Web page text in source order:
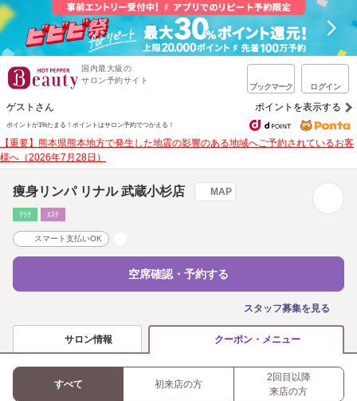
国内最大級の
サロン予約サイト
ブックマーク ログイン
ゲストさん ポイントを表示する
ポイントが1%たまる！ ポイントはサロン予約でつかえる！
【重要】熊本県熊本地方で発生した地震の影響のある地域へご予約されているお客
様へ（2026年7月28日）
痩身リンパ リナル 武蔵小杉店 MAP
ﾘﾗｸ ｴｽﾃ
スマート支払いOK
空席確認・予約する
スタッフ募集を見る
サロン情報 クーポン・メニュー
すべて 初来店の方
2回目以降
来店の方